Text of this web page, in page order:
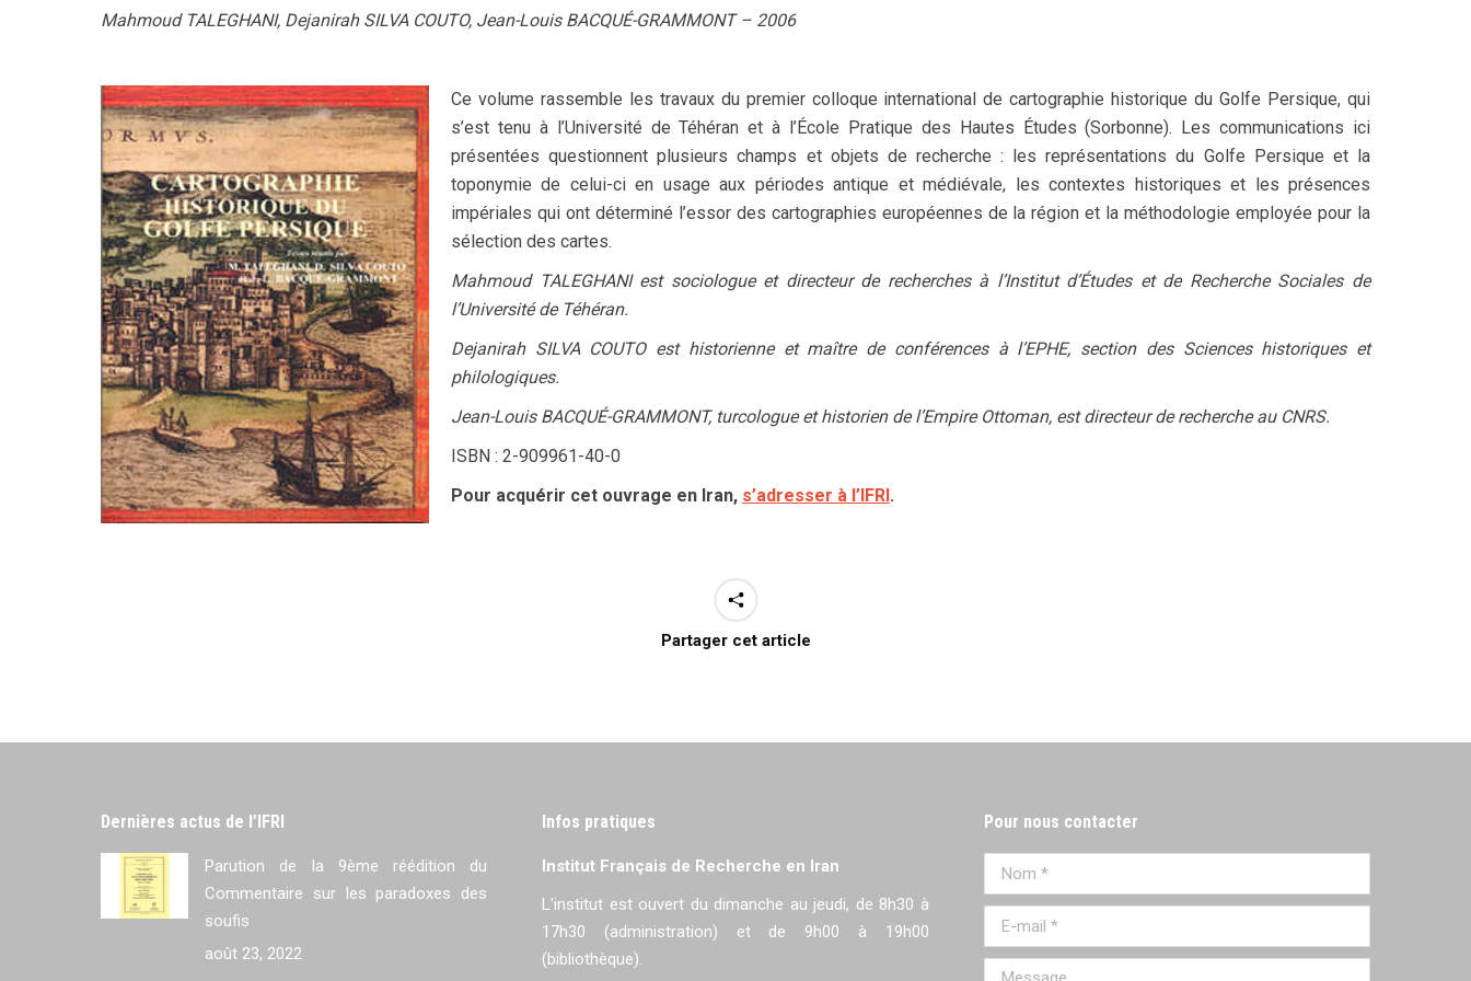
Mahmoud TALEGHANI, Dejanirah SILVA COUTO, Jean-Louis BACQUÉ-GRAMMONT – 2006
Ce volume rassemble les travaux du premier colloque international de cartographie historique du Golfe Persique, qui
s’est tenu à l’Université de Téhéran et à l’École Pratique des Hautes Études (Sorbonne). Les communications ici
présentées questionnent plusieurs champs et objets de recherche : les représentations du Golfe Persique et la
toponymie de celui-ci en usage aux périodes antique et médiévale, les contextes historiques et les présences
impériales qui ont déterminé l’essor des cartographies européennes de la région et la méthodologie employée pour la
sélection des cartes.
Mahmoud TALEGHANI est sociologue et directeur de recherches à l’Institut d’Études et de Recherche Sociales de
l’Université de Téhéran.
Dejanirah SILVA COUTO est historienne et maître de conférences à l’EPHE, section des Sciences historiques et
philologiques.
Jean-Louis BACQUÉ-GRAMMONT, turcologue et historien de l’Empire Ottoman, est directeur de recherche au CNRS.
ISBN : 2-909961-40-0
Pour acquérir cet ouvrage en Iran, s’adresser à l’IFRI.
Partager cet article
Dernières actus de l’IFRI
Parution de la 9ème réédition du
Commentaire sur les paradoxes des
soufis
août 23, 2022
Infos pratiques
Institut Français de Recherche en Iran
L'institut est ouvert du dimanche au jeudi, de 8h30 à
17h30 (administration) et de 9h00 à 19h00
(bibliothèque).
Pour nous contacter
Nom *
E-mail *
Message